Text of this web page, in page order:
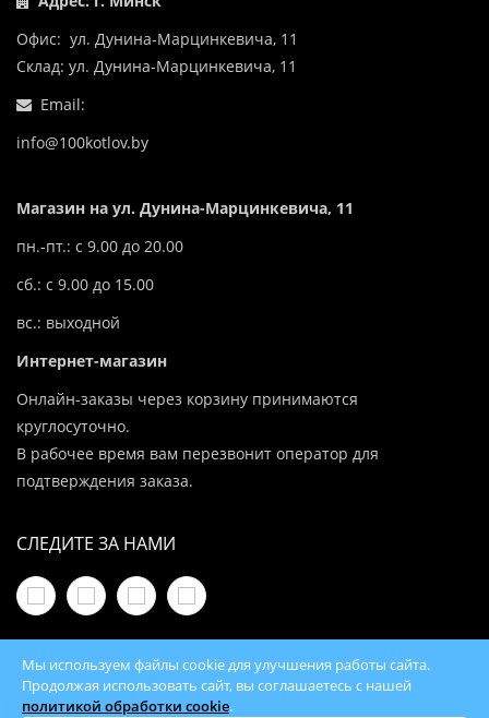
Офис: ул. Дунина-Марцинкевича, 11
Склад: ул. Дунина-Марцинкевича, 11
Email:
info@100kotlov.by
Магазин на ул. Дунина-Марцинкевича, 11
пн.-пт.: с 9.00 до 20.00
сб.: с 9.00 до 15.00
вс.: выходной
Интернет-магазин
Онлайн-заказы через корзину принимаются
круглосуточно.
В рабочее время вам перезвонит оператор для
подтверждения заказа.
СЛЕДИТЕ ЗА НАМИ
© 2026 100Kotlov.by — продажа отопительного
Мы используем файлы cookie для улучшения работы сайта.
Продолжая использовать сайт, вы соглашаетесь с нашей
политикой обработки cookie.